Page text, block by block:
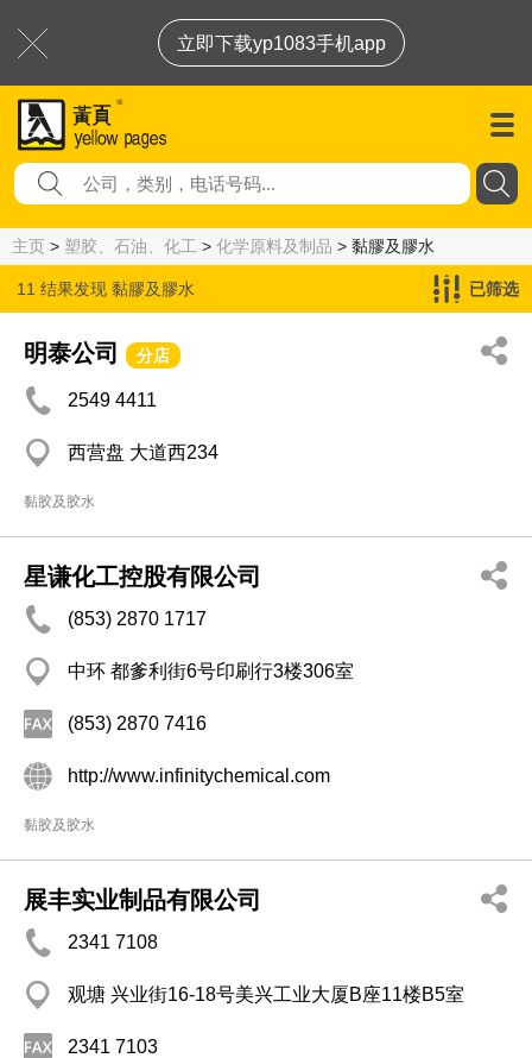
立即下载yp1083手机app
主页 > 塑胶、石油、化工 > 化学原料及制品 > 黏膠及膠水
11 结果发现 黏膠及膠水 已筛选
明泰公司 分店
2549 4411
西营盘 大道西234
黏胶及胶水
星谦化工控股有限公司
(853) 2870 1717
中环 都爹利街6号印刷行3楼306室
(853) 2870 7416
http://www.infinitychemical.com
黏胶及胶水
展丰实业制品有限公司
2341 7108
观塘 兴业街16-18号美兴工业大厦B座11楼B5室
2341 7103